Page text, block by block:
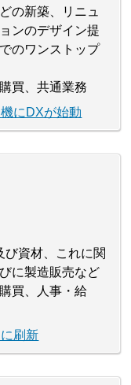
の新築、リニュ
ンのデザイン提
のワンストップ
買、共通業務
にDXが始動
び資材、これに関
に製造販売など
買、人事・給
刷新